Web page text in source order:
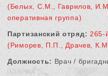
(Белых, С.М., Гаврилов,
оперативная группа)
Партизанский отряд: 265-
(Риморев, П.П., Драчев,
Должность: Врач /